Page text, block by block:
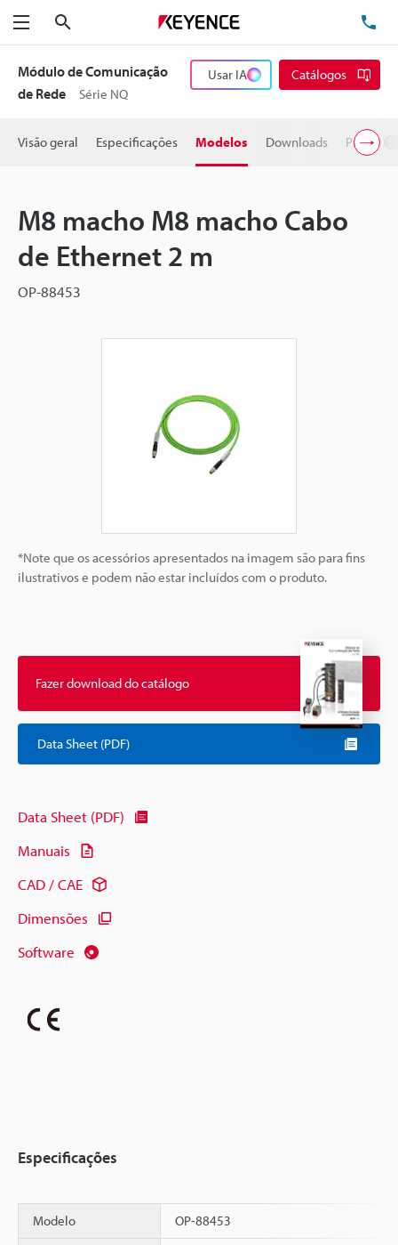
Menu
Módulo de Comunicação
de Rede
Série NQ
Usar IA Catálogos
Visão geral Especificações Modelos Downloads Preço
M8 macho M8 macho Cabo
de Ethernet 2 m
OP-88453
*Note que os acessórios apresentados na imagem são para fins
ilustrativos e podem não estar incluídos com o produto.
Fazer download do catálogo
Data Sheet (PDF)
Data Sheet (PDF)
Manuais
CAD / CAE
Dimensões
Software
Especificações
Modelo OP-88453